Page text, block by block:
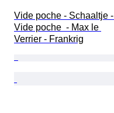
Vide poche - Schaaltje -
Vide poche  - Max le
Verrier - Frankrig